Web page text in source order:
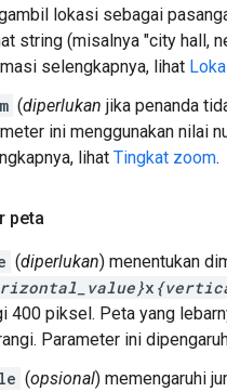
lokasi sebagai
string (misalnya "city hall,
selengkapnya, lihat
(diperlukan jika penanda
ini menggunakan nilai
lihat Tingkat zoom.
peta
(diperlukan) menentukan
x
400 piksel. Peta yang
Parameter ini
(opsional) memengaruhi